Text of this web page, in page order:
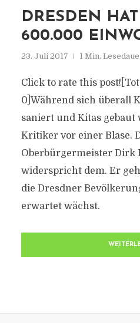
DRESDEN
600.000
23. Juli 2017 1 Min.
Click to rate this
0]Während sich überall
saniert und Kitas gebaut
Kritiker vor einer Blase.
Oberbürgermeister Dirk
widerspricht dem. Er
die Dresdner
erwartet wächst.